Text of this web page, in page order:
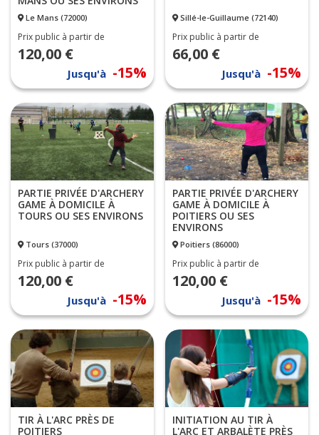
Le Mans (72000)
Prix public à partir de
120,00 €
Jusqu'à -15%
Sillé-le-Guillaume (72140)
Prix public à partir de
66,00 €
Jusqu'à -15%
PARTIE PRIVÉE D'ARCHERY
GAME À DOMICILE À
TOURS OU SES ENVIRONS
Tours (37000)
Prix public à partir de
120,00 €
Jusqu'à -15%
PARTIE PRIVÉE D'ARCHERY
GAME À DOMICILE À
POITIERS OU SES
ENVIRONS
Poitiers (86000)
Prix public à partir de
120,00 €
Jusqu'à -15%
TIR À L'ARC PRÈS DE
POITIERS
INITIATION AU TIR À
L'ARC ET ARBALÈTE PRÈS